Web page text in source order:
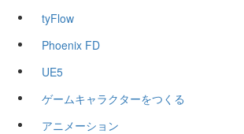
tyFlow
Phoenix FD
UE5
ゲームキャラクターをつくる
アニメーション